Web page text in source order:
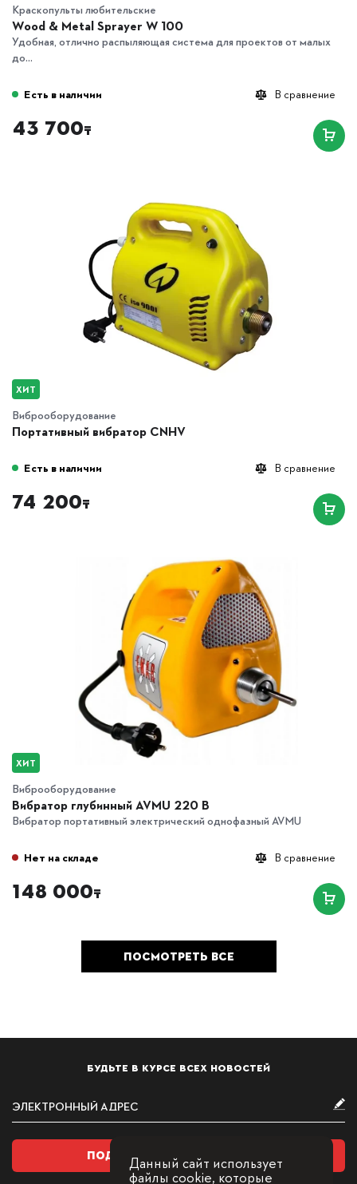
Краскопульты любительские
Wood & Metal Sprayer W 100
Удобная, отлично распыляющая система для проектов от малых
до...
В сравнение
Есть в наличии
43 700₸
ХИТ
Виброоборудование
Портативный вибратор CNHV
В сравнение
Есть в наличии
74 200₸
ХИТ
Виброоборудование
Вибратор глубинный AVMU 220 B
Вибратор портативный электрический однофазный AVMU
В сравнение
Нет на складе
148 000₸
ПОСМОТРЕТЬ ВСЕ
БУДЬТЕ В КУРСЕ ВСЕХ НОВОСТЕЙ
ПОДПИСАТЬСЯ НА РАССЫЛКУ
Данный сайт использует
файлы cookie, которые